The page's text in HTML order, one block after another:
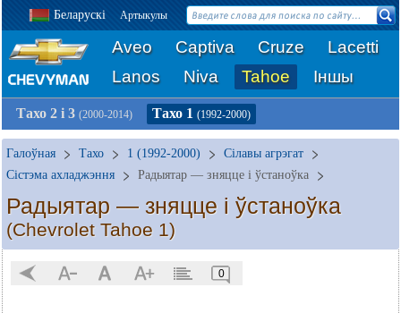
Беларускі Артыкулы
Aveo Captiva Cruze
Lacetti
Lanos
Niva Tahoe Іншы
Тахо 2 і 3 (2000-2014) Тахо 1 (1992-2000)
Галоўная Тахо 1 (1992-2000)
Сілавы агрэгат
Сістэма ахладжэння
Радыятар — зняцце і ўстаноўка
Радыятар — зняцце і ўстаноўка
(Chevrolet Tahoe 1)
0